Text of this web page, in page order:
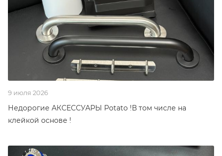
9 июля 2026
Недорогие АКСЕССУАРЫ Potato !В том числе на
клейкой основе !